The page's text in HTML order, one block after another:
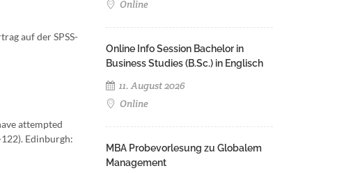
auf der SPSS-
attempted
Edinburgh:
Online
Online Info Session Bachelor in
Business Studies (B.Sc.) in Englisch
11. August 2026
Online
MBA Probevorlesung zu Globalem
Management